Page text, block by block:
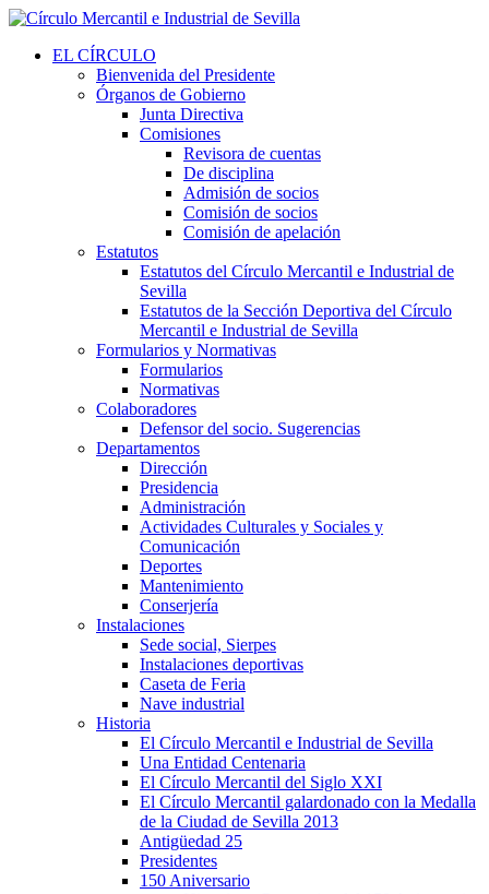
EL CÍRCULO
Bienvenida del Presidente
Órganos de Gobierno
Junta Directiva
Comisiones
Revisora de cuentas
De disciplina
Admisión de socios
Comisión de socios
Comisión de apelación
Estatutos
Estatutos del Círculo Mercantil e Industrial de
Sevilla
Estatutos de la Sección Deportiva del Círculo
Mercantil e Industrial de Sevilla
Formularios y Normativas
Formularios
Normativas
Colaboradores
Defensor del socio. Sugerencias
Departamentos
Dirección
Presidencia
Administración
Actividades Culturales y Sociales y
Comunicación
Deportes
Mantenimiento
Conserjería
Instalaciones
Sede social, Sierpes
Instalaciones deportivas
Caseta de Feria
Nave industrial
Historia
El Círculo Mercantil e Industrial de Sevilla
Una Entidad Centenaria
El Círculo Mercantil del Siglo XXI
El Círculo Mercantil galardonado con la Medalla
de la Ciudad de Sevilla 2013
Antigüedad 25
Presidentes
150 Aniversario